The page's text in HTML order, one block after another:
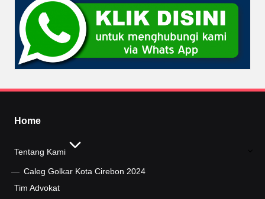
Home
Tentang Kami
Caleg Golkar Kota Cirebon 2024
Tim Advokat